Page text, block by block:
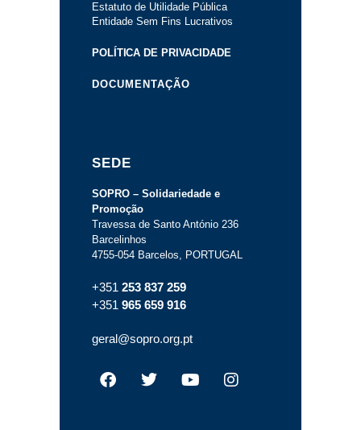
Estatuto de Utilidade Pública
Entidade Sem Fins Lucrativos
POLÍTICA DE PRIVACIDADE
DOCUMENTAÇÃO
SEDE
SOPRO – Solidariedade e
Promoção
Travessa de Santo António 236
Barcelinhos
4755-054 Barcelos, PORTUGAL
+351 253 837 259
+351 965 659 916
geral@sopro.org.pt